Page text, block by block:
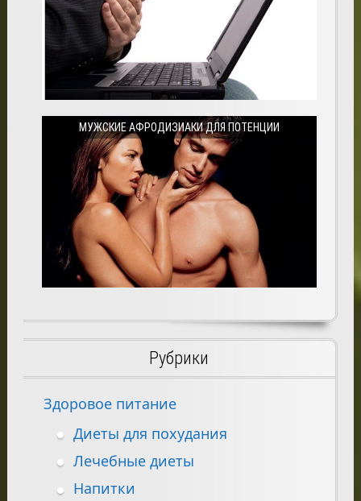
МУЖСКИЕ АФРОДИЗИАКИ ДЛЯ ПОТЕНЦИИ
Рубрики
Здоровое питание
Диеты для похудания
Лечебные диеты
Напитки